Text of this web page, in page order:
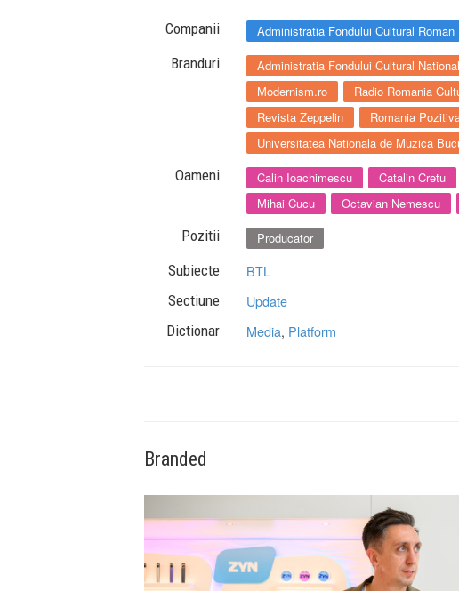
Companii Administratia Fondului Cultural Roman
Branduri Administratia Fondului Cultural National
Modernism.ro
Radio Romania
Revista Zeppelin
Romania
Universitatea Nationala de Muzica
Oameni Calin Ioachimescu Catalin Cretu
Mihai Cucu
Octavian Nemescu
Pozitii Producator
Subiecte BTL
Sectiune Update
Dictionar Media, Platform
Branded